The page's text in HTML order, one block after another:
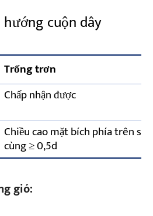
cuộn dây
Trống trơn
Chấp nhận được
Chiều cao mặt bích phía trên
cùng ≥ 0,5d
gió: